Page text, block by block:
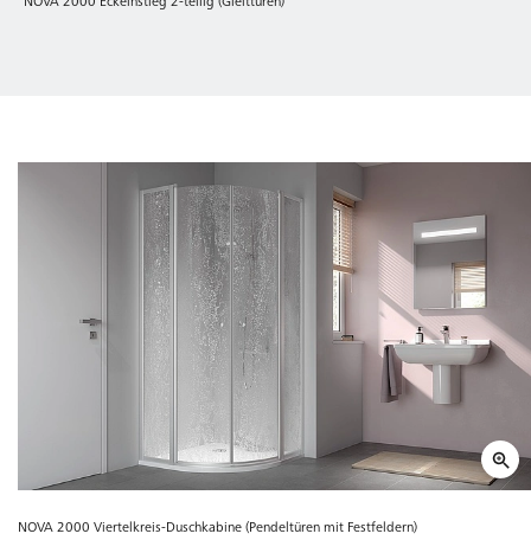
NOVA 2000 Viertelkreis-Duschkabine (Pendeltüren mit Festfeldern)